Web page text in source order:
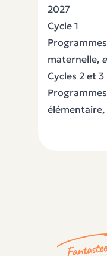
2027
Cycle 1
maternelle,
Cycles 2 et 3
élémentaire,